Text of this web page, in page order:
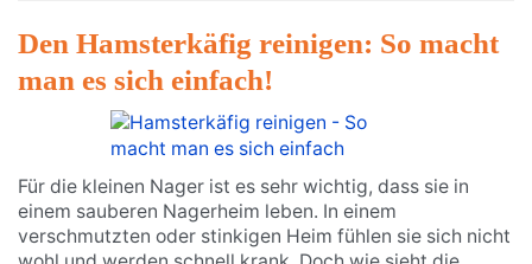
Den Hamsterkäfig reinigen: So macht
man es sich einfach!
Für die kleinen Nager ist es sehr wichtig, dass sie in
einem sauberen Nagerheim leben. In einem
verschmutzten oder stinkigen Heim fühlen sie sich nicht